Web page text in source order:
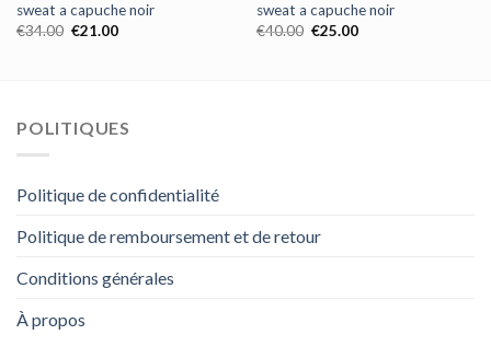
sweat a capuche noir
€34.00 €21.00
sweat a capuche noir
€40.00 €25.00
POLITIQUES
Politique de confidentialité
Politique de remboursement et de retour
Conditions générales
À propos